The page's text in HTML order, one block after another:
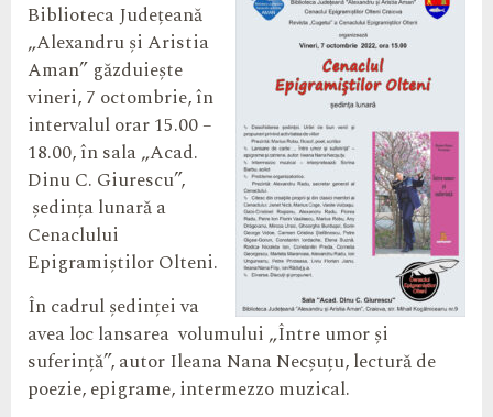
Biblioteca Județeană
„Alexandru și Aristia
Aman” găzduiește
vineri, 7 octombrie, în
intervalul orar 15.00 –
18.00, în sala „Acad.
Dinu C. Giurescu”,
ședința lunară a
Cenaclului
Epigramiștilor Olteni.
În cadrul ședinței va
avea loc lansarea volumului „Între umor și
suferință”, autor Ileana Nana Necșuțu, lectură de
poezie, epigrame, intermezzo muzical.